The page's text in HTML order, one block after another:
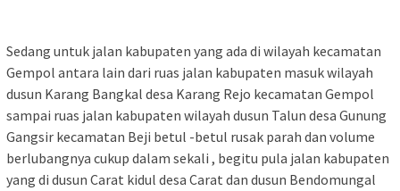
Sedang untuk jalan kabupaten yang ada di wilayah kecamatan
Gempol antara lain dari ruas jalan kabupaten masuk wilayah
dusun Karang Bangkal desa Karang Rejo kecamatan Gempol
sampai ruas jalan kabupaten wilayah dusun Talun desa Gunung
Gangsir kecamatan Beji betul -betul rusak parah dan volume
berlubangnya cukup dalam sekali , begitu pula jalan kabupaten
yang di dusun Carat kidul desa Carat dan dusun Bendomungal